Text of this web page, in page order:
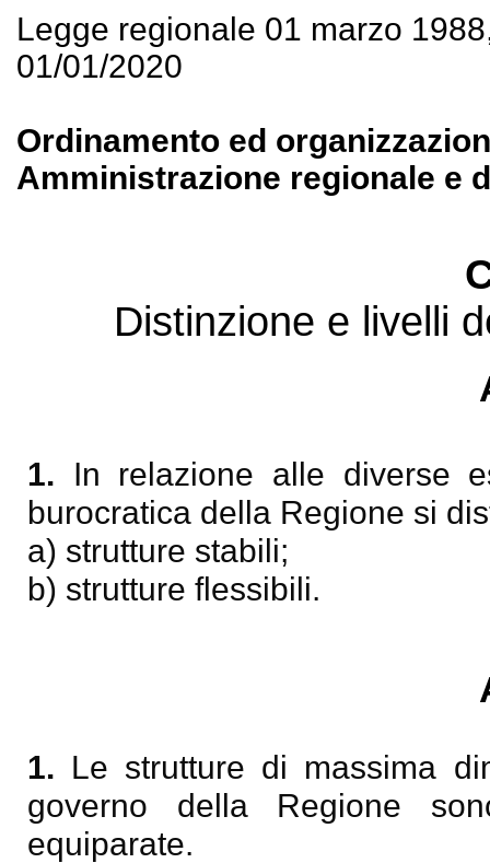
Legge regionale 01 marzo
01/01/2020
Ordinamento ed
Amministrazione regionale e
Distinzione e livelli
1. In relazione alle diverse
burocratica della Regione si
a) strutture stabili;
b) strutture flessibili.
1. Le strutture di massima
governo della Regione
equiparate.